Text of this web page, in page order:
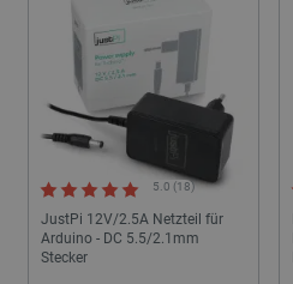
JustPi 12V/2.5A Netzteil für
Arduino - DC 5.5/2.1mm
Stecker
5.0 (18)